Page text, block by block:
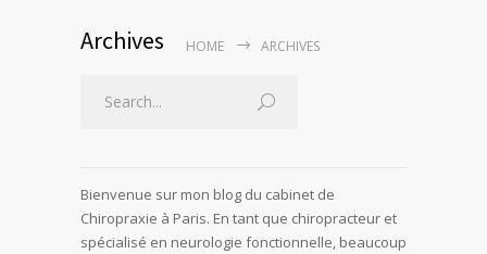
Archives HOME ARCHIVES
Bienvenue sur mon blog du cabinet de
Chiropraxie à Paris. En tant que chiropracteur et
spécialisé en neurologie fonctionnelle, beaucoup